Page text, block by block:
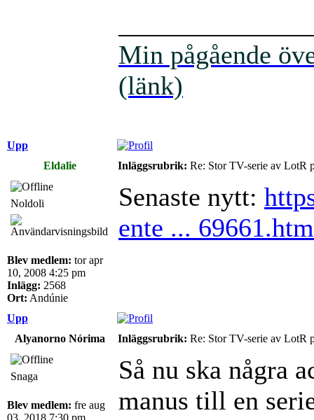
Min pågående
(länk)
Upp
Eldalie
Inläggsrubrik: Re: Stor TV-serie av LotR
Noldoli
Blev medlem: tor apr
10, 2008 4:25 pm
Inlägg: 2568
Ort: Andúnie
Senaste nytt:
ente ...
Upp
Alyanorno Nórima
Inläggsrubrik: Re: Stor TV-serie av LotR
Snaga
Blev medlem: fre aug
03, 2018 7:30 pm
Så nu ska några
manus till en